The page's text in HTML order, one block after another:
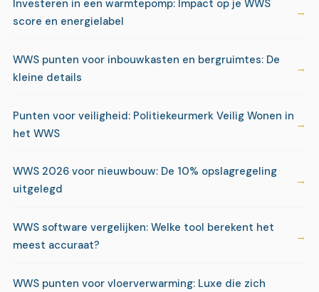
Investeren in een warmtepomp: Impact op je WWS
score en energielabel
WWS punten voor inbouwkasten en bergruimtes: De
kleine details
Punten voor veiligheid: Politiekeurmerk Veilig Wonen in
het WWS
WWS 2026 voor nieuwbouw: De 10% opslagregeling
uitgelegd
WWS software vergelijken: Welke tool berekent het
meest accuraat?
WWS punten voor vloerverwarming: Luxe die zich